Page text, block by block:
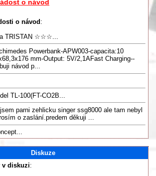
o návod
o návod :
TRISTAN ☆☆☆...
Powerbank-APW003-capacita:10
mm-Output: 5V/2,1AFast Charging--
návod p...
TL-100(FT-CO2B...
parni zehlicku singer ssg8000 ale tam nebyl
o zaslání.predem děkuji ...
Diskuze
v diskuzi: